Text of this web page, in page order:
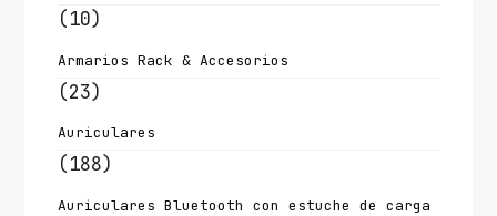
(10)
Armarios Rack & Accesorios
(23)
Auriculares
(188)
Auriculares Bluetooth con estuche de carga